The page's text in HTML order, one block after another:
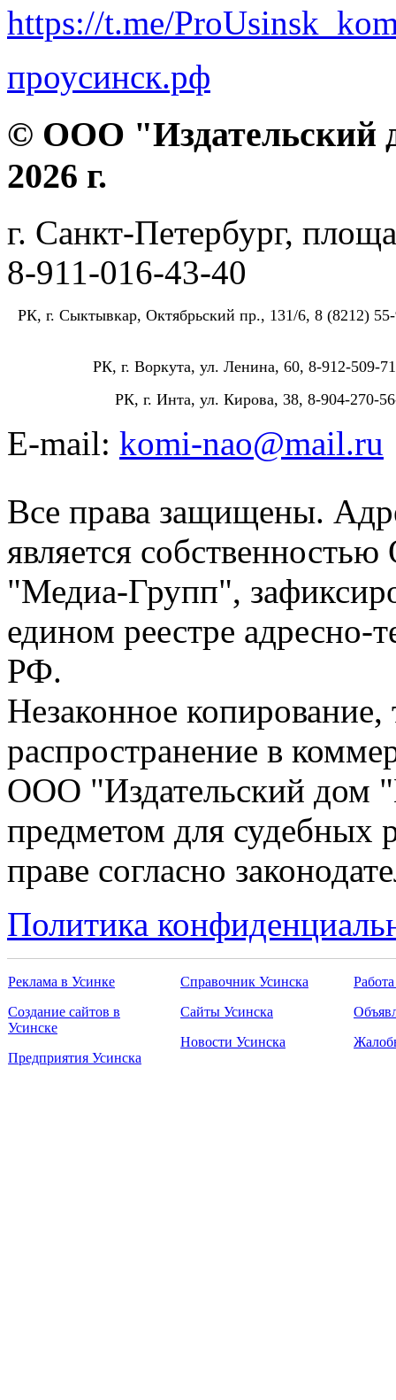
https://t.me/
проусинск.рф
© ООО "Издательский
2026 г.
г. Санкт-Петербург,
8-911-016-43-40
РК, г. Сыктывкар, Октябрьский пр., 131/6, 8 (8212)
РК, г. Воркута, ул. Ленина, 60, 8-912-509-
РК, г. Инта, ул. Кирова, 38, 8-904-270-
E-mail: komi-nao@mail.ru
Все права защищены.
является
"Медиа-Групп",
едином реестре адресно-
РФ.
Незаконное
распространение в
ООО "Издательский дом
предметом для судебных
праве согласно
Политика
Реклама в Усинке
Создание сайтов в
Усинске
Предприятия Усинска
Справочник Усинска
Сайты Усинска
Новости Усинска